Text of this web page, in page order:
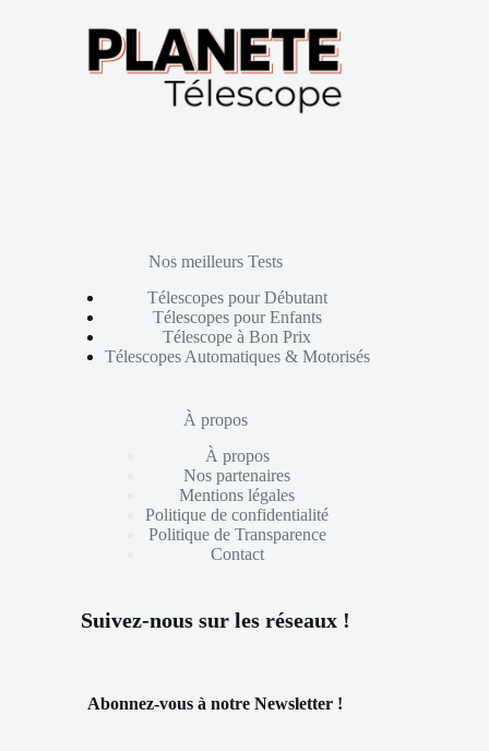
Nos meilleurs Tests
Télescopes pour Débutant
Télescopes pour Enfants
Télescope à Bon Prix
Télescopes Automatiques & Motorisés
À propos
À propos
Nos partenaires
Mentions légales
Politique de confidentialité
Politique de Transparence
Contact
Suivez-nous sur les réseaux !
Abonnez-vous à notre Newsletter !